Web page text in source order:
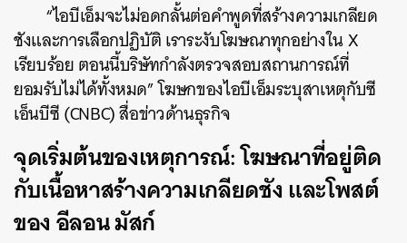
“ไอบีเอ็มจะไม่อดกลั้นต่อคำพูดที่สร้างความเกลียด
ชังและการเลือกปฏิบัติ เราระงับโฆษณาทุกอย่างใน X
เรียบร้อย ตอนนี้บริษัทกำลังตรวจสอบสถานการณ์ที่
ยอมรับไม่ได้ทั้งหมด” โฆษกของไอบีเอ็มระบุสาเหตุกับซี
เอ็นบีซี (CNBC) สื่อข่าวด้านธุรกิจ
จุดเริ่มต้นของเหตุการณ์: โฆษณาที่อยู่ติด
กับเนื้อหาสร้างความเกลียดชัง และโพสต์
ของ อีลอน มัสก์